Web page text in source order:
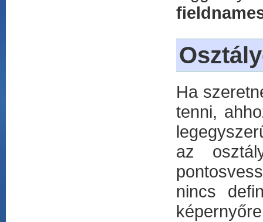
Ha
tenni,
az
nincs